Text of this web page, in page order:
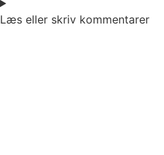
Læs eller skriv kommentarer